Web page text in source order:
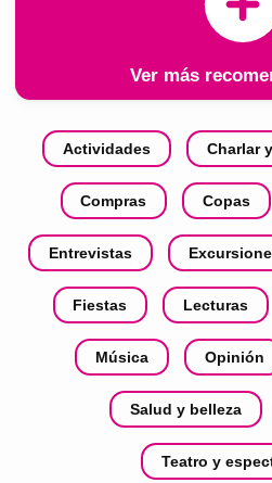
Ver más
Actividades Charlar
Compras Copas
Entrevistas
Fiestas Lecturas
Música Opinión
Salud y belleza
Teatro y